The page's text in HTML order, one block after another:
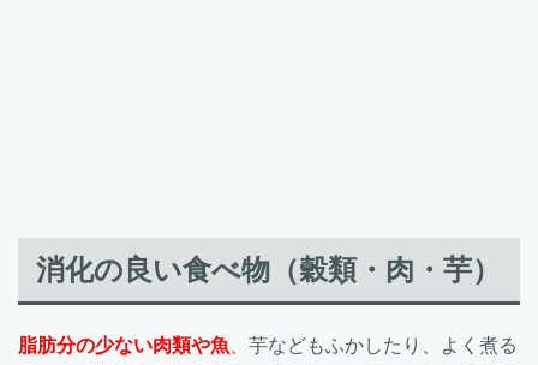
消化の良い食べ物（穀類・肉・芋）
脂肪分の少ない肉類や魚 、芋などもふかしたり、よく煮る